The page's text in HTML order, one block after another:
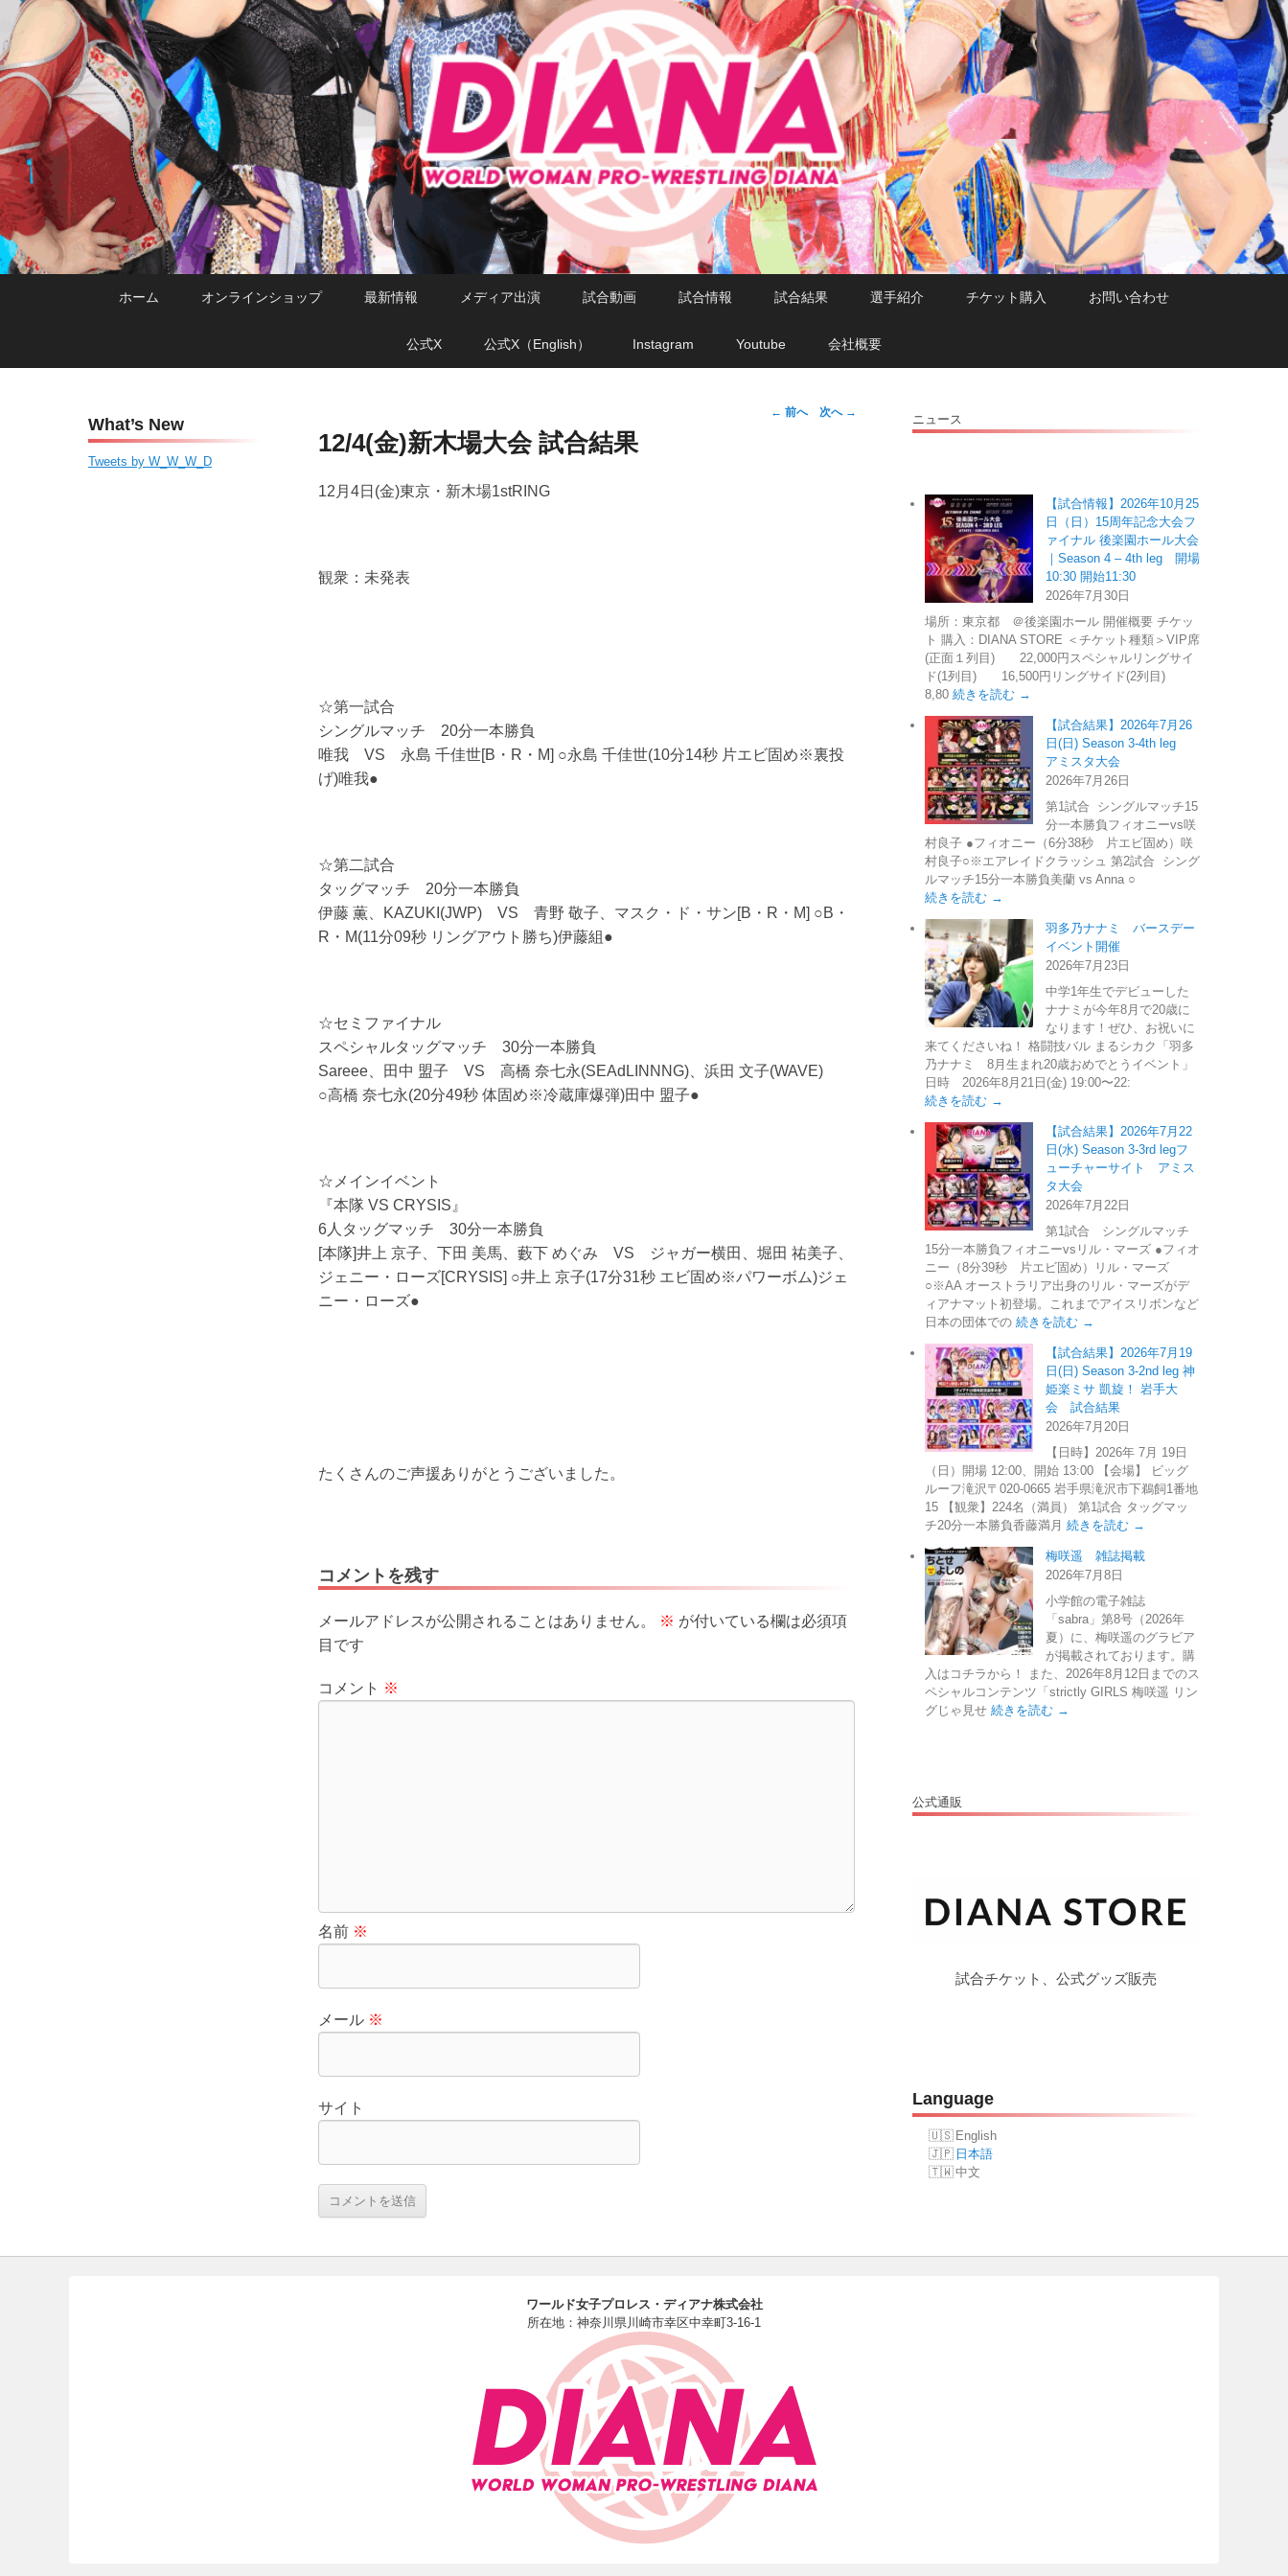
ホーム オンラインショップ 最新情報 メディア出演 試合動画 試合情報 試合結果 選手紹介 チケット購入 お問い合わせ
公式X 公式X（English） Instagram Youtube 会社概要
投
← 前へ 次へ →
12/4(金)新木場大会 試合結果
12月4日(金)東京・新木場1stRING
観衆：未発表
☆第一試合
シングルマッチ 20分一本勝負
唯我 VS 永島 千佳世[B・R・M] ○永島 千佳世(10分14秒 片エビ固め※裏投
げ)唯我●
☆第二試合
タッグマッチ 20分一本勝負
伊藤 薫、KAZUKI(JWP) VS 青野 敬子、マスク・ド・サン[B・R・M] ○B・
R・M(11分09秒 リングアウト勝ち)伊藤組●
☆セミファイナル
スペシャルタッグマッチ 30分一本勝負
Sareee、田中 盟子 VS 高橋 奈七永(SEAdLINNNG)、浜田 文子(WAVE)
○高橋 奈七永(20分49秒 体固め※冷蔵庫爆弾)田中 盟子●
☆メインイベント
『本隊 VS CRYSIS』
6人タッグマッチ 30分一本勝負
[本隊]井上 京子、下田 美馬、藪下 めぐみ VS ジャガー横田、堀田 祐美子、
ジェニー・ローズ[CRYSIS] ○井上 京子(17分31秒 エビ固め※パワーボム)ジェ
ニー・ローズ●
たくさんのご声援ありがとうございました。
コメントを残す
メールアドレスが公開されることはありません。 ※ が付いている欄は必須項
目です
コメント ※
名前 ※
メール ※
サイト
ニュース
【試合情報】2026年10月25
日（日）15周年記念大会フ
ァイナル 後楽園ホール大会
｜Season 4 – 4th leg 開場
10:30 開始11:30
2026年7月30日
場所：東京都 ＠後楽園ホール 開催概要 チケッ
ト 購入：DIANA STORE ＜チケット種類＞VIP席
(正面１列目) 22,000円スペシャルリングサイ
ド(1列目) 16,500円リングサイド(2列目)
8,80 続きを読む →
【試合結果】2026年7月26
日(日) Season 3-4th leg
アミスタ大会
2026年7月26日
第1試合 シングルマッチ15
分一本勝負フィオニーvs咲
村良子 ●フィオニー（6分38秒 片エビ固め）咲
村良子○※エアレイドクラッシュ 第2試合 シング
ルマッチ15分一本勝負美蘭 vs Anna ○
続きを読む →
羽多乃ナナミ バースデー
イベント開催
2026年7月23日
中学1年生でデビューした
ナナミが今年8月で20歳に
なります！ぜひ、お祝いに
来てくださいね！ 格闘技バル まるシカク「羽多
乃ナナミ 8月生まれ20歳おめでとうイベント」
日時 2026年8月21日(金) 19:00〜22:
続きを読む →
【試合結果】2026年7月22
日(水) Season 3-3rd legフ
ューチャーサイト アミス
タ大会
2026年7月22日
第1試合 シングルマッチ
15分一本勝負フィオニーvsリル・マーズ ●フィオ
ニー（8分39秒 片エビ固め）リル・マーズ
○※AA オーストラリア出身のリル・マーズがデ
ィアナマット初登場。これまでアイスリボンなど
日本の団体での 続きを読む →
【試合結果】2026年7月19
日(日) Season 3-2nd leg 神
姫楽ミサ 凱旋！ 岩手大
会 試合結果
2026年7月20日
【日時】2026年 7月 19日
（日）開場 12:00、開始 13:00 【会場】 ビッグ
ルーフ滝沢〒020-0665 岩手県滝沢市下鵜飼1番地
15 【観衆】224名（満員） 第1試合 タッグマッ
チ20分一本勝負香藤満月 続きを読む →
梅咲遥 雑誌掲載
2026年7月8日
小学館の電子雑誌
「sabra」第8号（2026年
夏）に、梅咲遥のグラビア
が掲載されております。購
入はコチラから！ また、2026年8月12日までのス
ペシャルコンテンツ「strictly GIRLS 梅咲遥 リン
グじゃ見せ 続きを読む →
公式通販
試合チケット、公式グッズ販売
Language
English
日本語
中文
What’s New
Tweets by W_W_W_D
ワールド女子プロレス・ディアナ株式会社
所在地：神奈川県川崎市幸区中幸町3-16-1